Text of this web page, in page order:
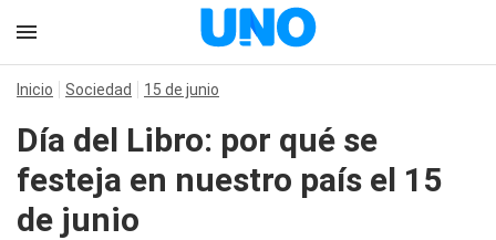
Inicio Sociedad 15 de junio
Día del Libro: por qué se
festeja en nuestro país el 15
de junio